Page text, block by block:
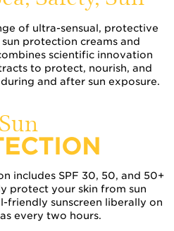
of ultra-sensual, protective
protection creams and
scientific innovation
to protect, nourish, and
and after sun exposure.
Sun
includes SPF 30, 50, and 50+
protect your skin from sun
friendly sunscreen liberally on
every two hours.